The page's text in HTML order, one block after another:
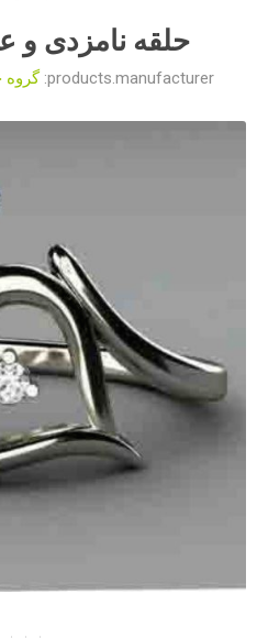
حلقه نامزدی و
products.manufacturer: گروه